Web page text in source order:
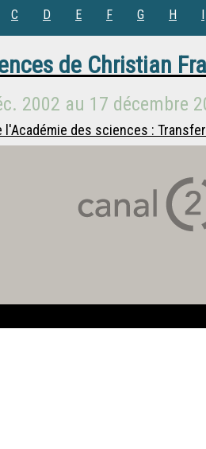
C D E F G H I
de Christian
2002 au 17 décembre
l'Académie des sciences :